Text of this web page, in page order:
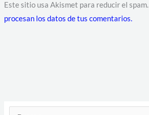
Este sitio usa Akismet para reducir el spam.
procesan los datos de tus comentarios.
D